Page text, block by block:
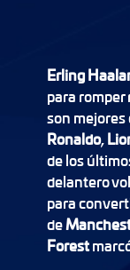
Erling
para romper
son mejores
Ronaldo,
de los
delantero
para
de
Forest